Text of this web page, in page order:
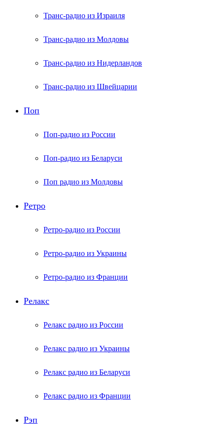
Транс-радио из Израиля
Транс-радио из Молдовы
Транс-радио из Нидерландов
Транс-радио из Швейцарии
Поп
Поп-радио из России
Поп-радио из Беларуси
Поп радио из Молдовы
Ретро
Ретро-радио из России
Ретро-радио из Украины
Ретро-радио из Франции
Релакс
Релакс радио из России
Релакс радио из Украины
Релакс радио из Беларуси
Релакс радио из Франции
Рэп